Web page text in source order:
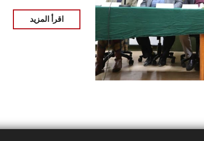
اقرأ المزيد